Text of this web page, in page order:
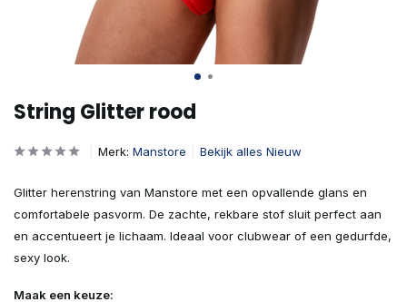
String Glitter rood
Merk: Manstore Bekijk alles Nieuw
Glitter herenstring van Manstore met een opvallende glans en
comfortabele pasvorm. De zachte, rekbare stof sluit perfect aan
en accentueert je lichaam. Ideaal voor clubwear of een gedurfde,
sexy look.
Maak een keuze: